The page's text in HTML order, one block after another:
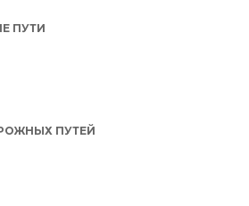
ПУТИ
ПУТЕЙ